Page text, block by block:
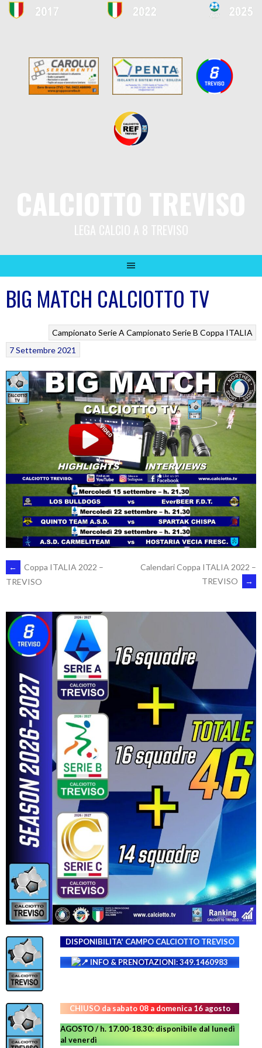
BIG MATCH CALCIOTTO TV
Campionato Serie A Campionato Serie B Coppa ITALIA
7 Settembre 2021
POST
NAVIGATION
←
Coppa ITALIA 2022 –
TREVISO
Calendari Coppa ITALIA 2022 –
TREVISO
→
DISPONIBILITA' CAMPO CALCIOTTO TREVISO
INFO & PRENOTAZIONI: 349.1460983
CHIUSO da sabato 08 a domenica 16 agosto
AGOSTO / h. 17.00-18.30: disponibile dal lunedì
al venerdì